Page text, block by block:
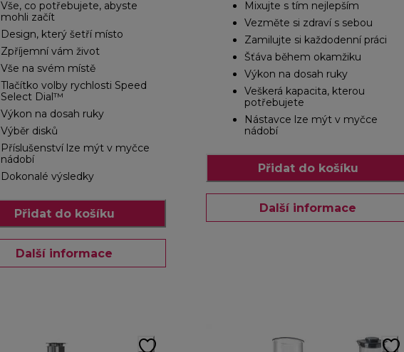
Vše, co potřebujete, abyste
mohli začít
Design, který šetří místo
Zpříjemní vám život
Vše na svém místě
Tlačítko volby rychlosti Speed
Select Dial™
Výkon na dosah ruky
Výběr disků
Příslušenství lze mýt v myčce
nádobí
Dokonalé výsledky
Přidat do košíku
Další informace
Mixujte s tím nejlepším
Vezměte si zdraví s sebou
Zamilujte si každodenní práci
Šťáva během okamžiku
Výkon na dosah ruky
Veškerá kapacita, kterou
potřebujete
Nástavce lze mýt v myčce
nádobí
Přidat do košíku
Další informace